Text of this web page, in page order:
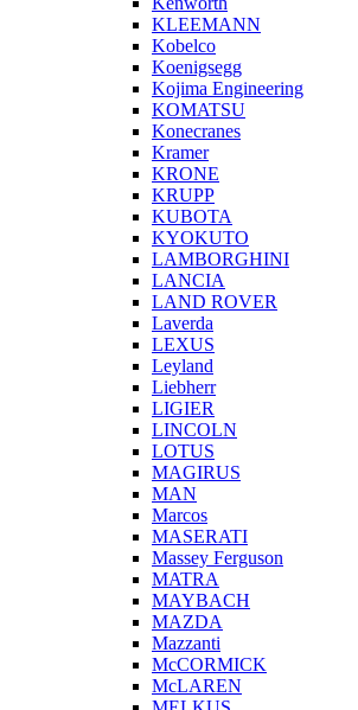
KLEEMANN
Kobelco
Koenigsegg
Kojima Engineering
KOMATSU
Konecranes
Kramer
KRONE
KRUPP
KUBOTA
KYOKUTO
LAMBORGHINI
LANCIA
LAND ROVER
Laverda
LEXUS
Leyland
Liebherr
LIGIER
LINCOLN
LOTUS
MAGIRUS
MAN
Marcos
MASERATI
Massey Ferguson
MATRA
MAYBACH
MAZDA
Mazzanti
McCORMICK
McLAREN